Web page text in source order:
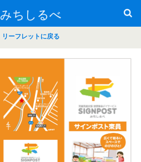
みちしるべ
リーフレットに戻る